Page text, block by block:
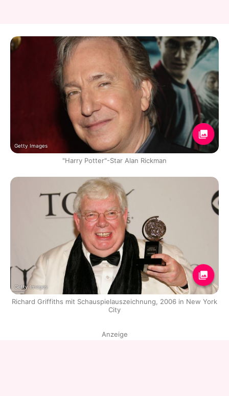
Getty Images
"Harry Potter"-Star Alan Rickman
Getty Images
Richard Griffiths mit Schauspielauszeichnung, 2006 in New York
City
Anzeige